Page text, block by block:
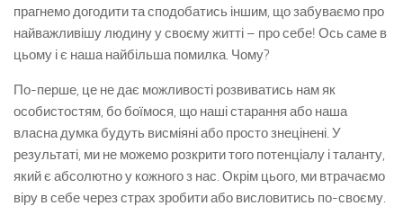
прагнемо догодити та сподобатись іншим, що забуваємо про
найважливішу людину у своєму житті – про себе! Ось саме в
цьому і є наша найбільша помилка. Чому?
По-перше, це не дає можливості розвиватись нам як
особистостям, бо боїмося, що наші старання або наша
власна думка будуть висміяні або просто знецінені. У
результаті, ми не можемо розкрити того потенціалу і таланту,
який є абсолютно у кожного з нас. Окрім цього, ми втрачаємо
віру в себе через страх зробити або висловитись по-своєму.